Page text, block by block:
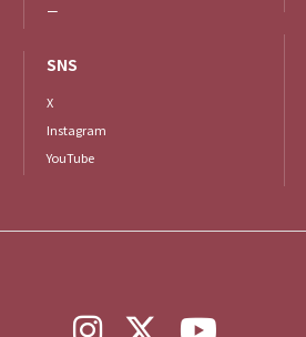
ー
SNS
X
Instagram
YouTube